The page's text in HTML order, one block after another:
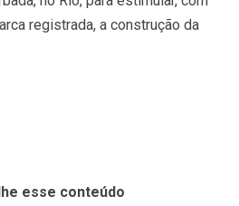
registrada, a construção da
esse conteúdo